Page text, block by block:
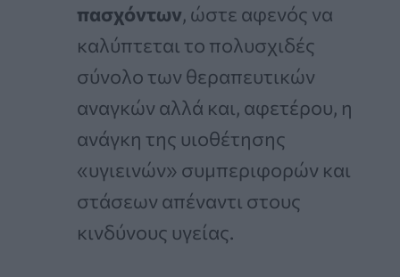
πασχόντων, ώστε αφενός να
καλύπτεται το πολυσχιδές
σύνολο των θεραπευτικών
αναγκών αλλά και, αφετέρου, η
ανάγκη της υιοθέτησης
«υγιεινών» συμπεριφορών και
στάσεων απέναντι στους
κινδύνους υγείας.